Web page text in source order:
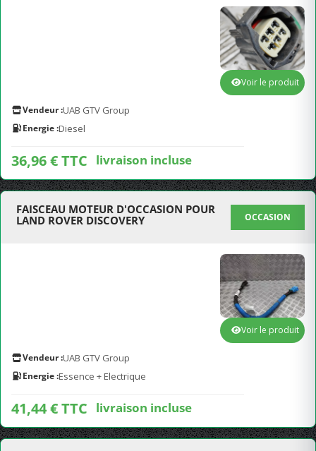
Vendeur :UAB GTV Group
Energie :Diesel
36,96 € TTC livraison incluse
Voir le produit
FAISCEAU MOTEUR D'OCCASION POUR
LAND ROVER DISCOVERY
OCCASION
Vendeur :UAB GTV Group
Energie :Essence + Electrique
41,44 € TTC livraison incluse
Voir le produit